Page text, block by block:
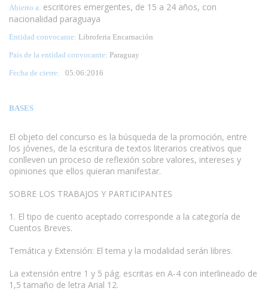
Abierto a: escritores emergentes, de 15 a 24 años, con
nacionalidad paraguaya
Entidad convocante: Libroferia Encarnación
País de la entidad convocante: Paraguay
Fecha de cierre: 05:06:2016
BASES
El objeto del concurso es la búsqueda de la promoción, entre
los jóvenes, de la escritura de textos literarios creativos que
conlleven un proceso de reflexión sobre valores, intereses y
opiniones que ellos quieran manifestar.
SOBRE LOS TRABAJOS Y PARTICIPANTES
1. El tipo de cuento aceptado corresponde a la categoría de
Cuentos Breves.
Temática y Extensión: El tema y la modalidad serán libres.
La extensión entre 1 y 5 pág. escritas en A-4 con interlineado de
1,5 tamaño de letra Arial 12.